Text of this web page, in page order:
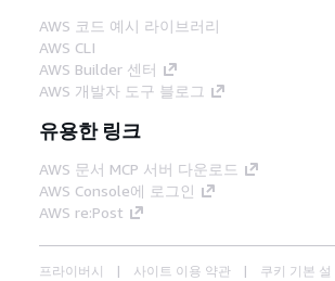
AWS 코드 예시 라이브러리
AWS CLI
AWS Builder 센터
AWS 개발자 도구 블로그
유용한 링크
AWS 문서 MCP 서버 다운로드
AWS Console에 로그인
AWS re:Post
프라이버시 사이트 이용 약관 쿠키 기본 설